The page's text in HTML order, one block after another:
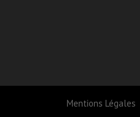
Mentions Légales